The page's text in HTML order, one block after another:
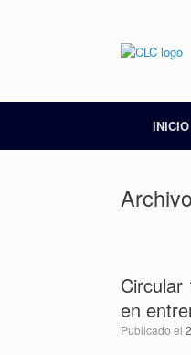
INICIO
Circular
en
Publicado el